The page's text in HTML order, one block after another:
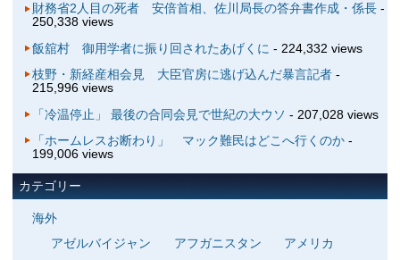
財務省2人目の死者 安倍首相、佐川局長の答弁書作成・係長-
250,338 views
飯舘村 御用学者に振り回されたあげくに - 224,332 views
枝野・新経産相会見 大臣官房に逃げ込んだ暴言記者-
215,996 views
「冷温停止」 最後の合同会見で世紀の大ウソ - 207,028 views
「ホームレスお断わり」 マック難民はどこへ行くのか-
199,006 views
カテゴリー
海外
アゼルバイジャン
アフガニスタン
アメリカ